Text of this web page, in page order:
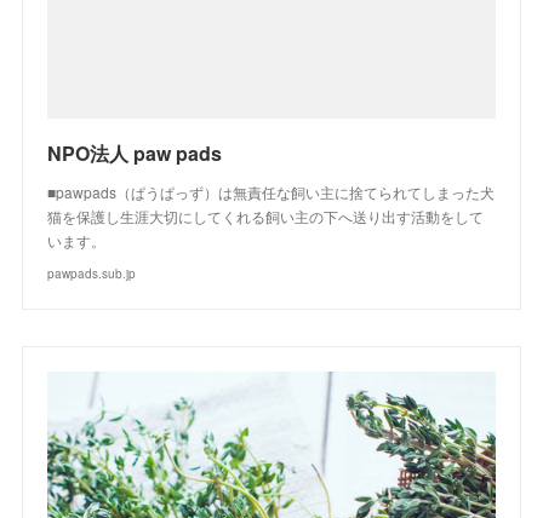
NPO法人 paw pads
■pawpads（ぱうぱっず）は無責任な飼い主に捨てられてしまった犬
猫を保護し生涯大切にしてくれる飼い主の下へ送り出す活動をして
います。
pawpads.sub.jp